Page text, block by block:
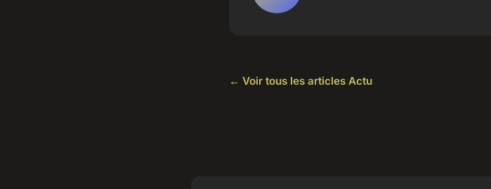
← Voir tous les articles Actu